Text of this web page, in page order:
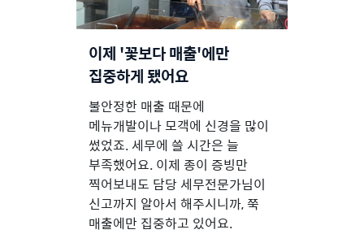
이제 '꽃보다 매출'에만
집중하게 됐어요
불안정한 매출 때문에
메뉴개발이나 모객에 신경을 많이
썼었죠. 세무에 쓸 시간은 늘
부족했어요. 이제 종이 증빙만
찍어보내도 담당 세무전문가님이
신고까지 알아서 해주시니까, 쭉
매출에만 집중하고 있어요.